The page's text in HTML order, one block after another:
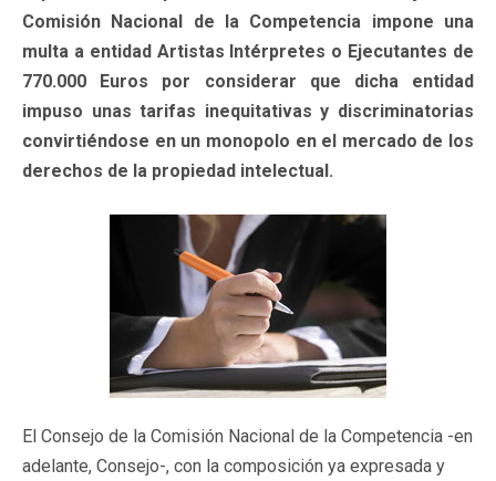
Comisión Nacional de la Competencia impone una
multa a entidad Artistas Intérpretes o Ejecutantes de
770.000 Euros por considerar que dicha entidad
impuso unas tarifas inequitativas y discriminatorias
convirtiéndose en un monopolo en el mercado de los
derechos de la propiedad intelectual.
El Consejo de la Comisión Nacional de la Competencia -en
adelante, Consejo-, con la composición ya expresada y